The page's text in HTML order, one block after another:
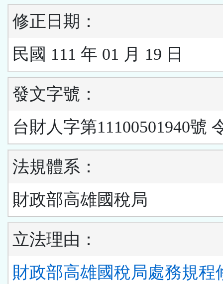
修正日期：
民國 111 年 01 月 19 日
發文字號：
台財人字第11100501940號
法規體系：
財政部高雄國稅局
立法理由：
財政部高雄國稅局處務規程